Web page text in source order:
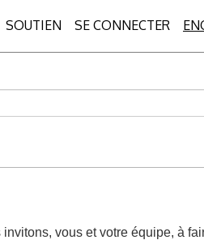
SOUTIEN SE CONNECTER
vous et votre équipe, à